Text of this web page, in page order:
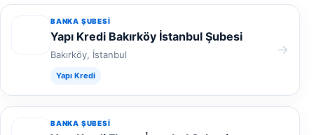
BANKA ŞUBESI
Yapı Kredi Bakırköy İstanbul Şubesi
Bakırköy, İstanbul
Yapı Kredi
→
BANKA ŞUBESI